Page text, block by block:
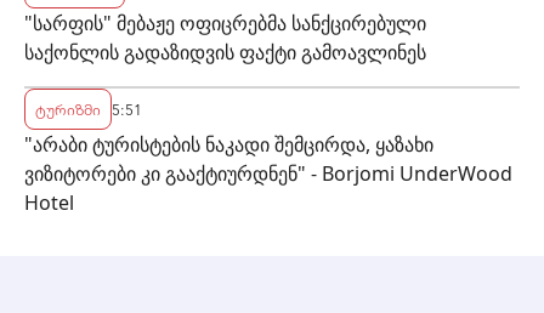
"სარფის" მებაჟე ოფიცრებმა სანქცირებული
საქონლის გადაზიდვის ფაქტი გამოავლინეს
ტურიზმი 5:51
"არაბი ტურისტების ნაკადი შემცირდა, ყაზახი
ვიზიტორები კი გააქტიურდნენ" - Borjomi UnderWood
Hotel